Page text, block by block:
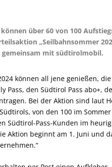
über 60 von 100
„Seilbahnsommer
mit südtirolmobil.
können all jene genießen,
Pass, den Südtirol Pass abo+,
Bei der Aktion sind laut
von den 100 im
Südtirol-Pass-Kunden im
Aktion beginnt am 1. Juni und